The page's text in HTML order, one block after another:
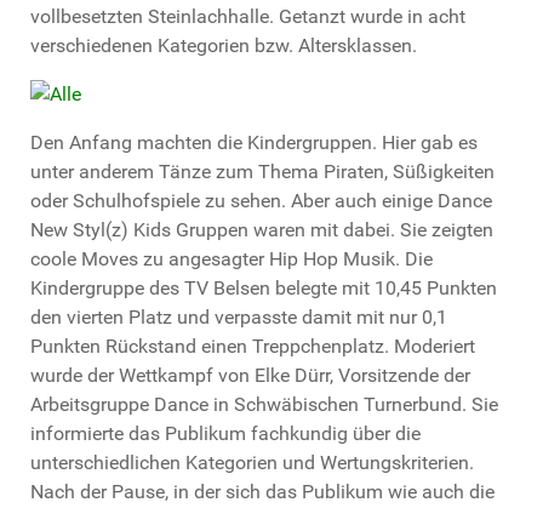
vollbesetzten Steinlachhalle. Getanzt wurde in acht
verschiedenen Kategorien bzw. Altersklassen.
Den Anfang machten die Kindergruppen. Hier gab es
unter anderem Tänze zum Thema Piraten, Süßigkeiten
oder Schulhofspiele zu sehen. Aber auch einige Dance
New Styl(z) Kids Gruppen waren mit dabei. Sie zeigten
coole Moves zu angesagter Hip Hop Musik. Die
Kindergruppe des TV Belsen belegte mit 10,45 Punkten
den vierten Platz und verpasste damit mit nur 0,1
Punkten Rückstand einen Treppchenplatz. Moderiert
wurde der Wettkampf von Elke Dürr, Vorsitzende der
Arbeitsgruppe Dance in Schwäbischen Turnerbund. Sie
informierte das Publikum fachkundig über die
unterschiedlichen Kategorien und Wertungskriterien.
Nach der Pause, in der sich das Publikum wie auch die